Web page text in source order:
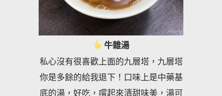
牛雜湯
私心沒有很喜歡上面的九層塔，九層塔
你是多餘的給我退下！口味上是中藥基
底的湯，好吃，嚐起來清甜味美，湯可